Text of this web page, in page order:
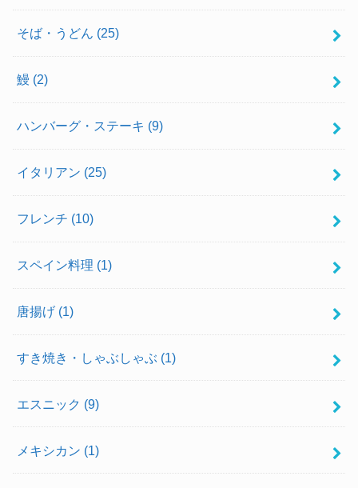
そば・うどん (25)
鰻 (2)
ハンバーグ・ステーキ (9)
イタリアン (25)
フレンチ (10)
スペイン料理 (1)
唐揚げ (1)
すき焼き・しゃぶしゃぶ (1)
エスニック (9)
メキシカン (1)